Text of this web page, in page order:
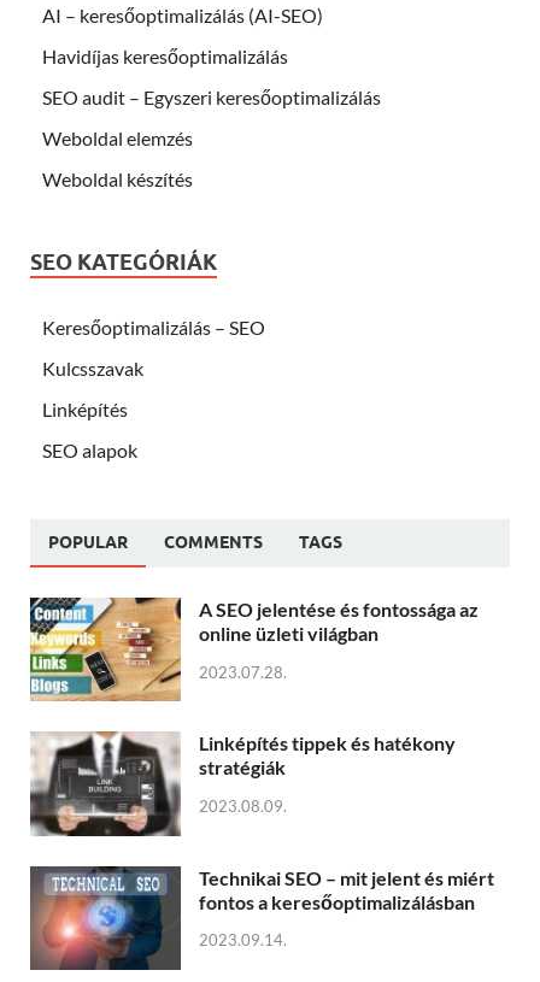
AI – keresőoptimalizálás (AI-SEO)
Havidíjas keresőoptimalizálás
SEO audit – Egyszeri keresőoptimalizálás
Weboldal elemzés
Weboldal készítés
SEO KATEGÓRIÁK
Keresőoptimalizálás – SEO
Kulcsszavak
Linképítés
SEO alapok
POPULAR COMMENTS TAGS
A SEO jelentése és fontossága az
online üzleti világban
2023.07.28.
Linképítés tippek és hatékony
stratégiák
2023.08.09.
Technikai SEO – mit jelent és miért
fontos a keresőoptimalizálásban
2023.09.14.